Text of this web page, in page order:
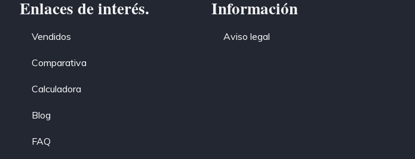
Enlaces de interés.
Vendidos
Comparativa
Calculadora
Blog
FAQ
Información
Aviso legal